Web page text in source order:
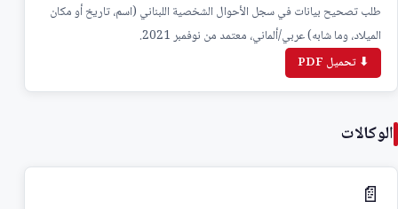
طلب تصحيح بيانات في سجل الأحوال الشخصية اللبناني (اسم، تاريخ أو مكان
الميلاد، وما شابه) عربي/ألماني، معتمد من نوفمبر 2021.
⬇ تحميل PDF
الوكالات
📄